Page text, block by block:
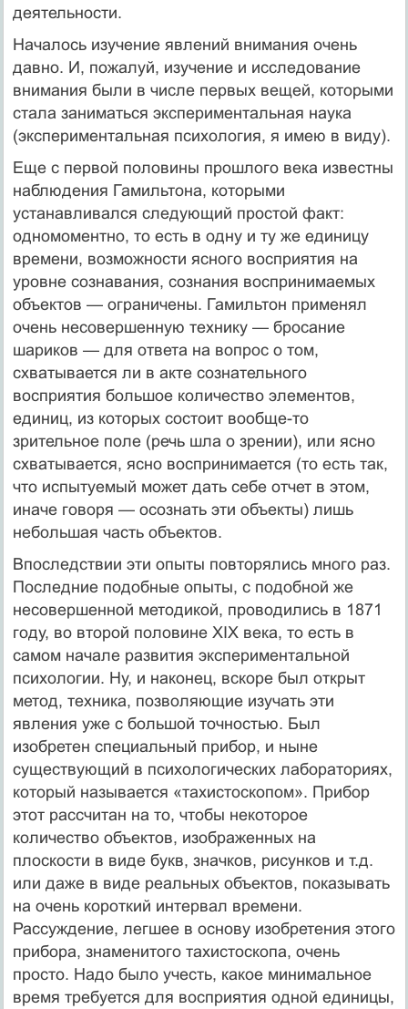
деятельности.
Началось изучение явлений внимания очень
давно. И, пожалуй, изучение и исследование
внимания были в числе первых вещей, которыми
стала заниматься экспериментальная наука
(экспериментальная психология, я имею в виду).
Еще с первой половины прошлого века известны
наблюдения Гамильтона, которыми
устанавливался следующий простой факт:
одномоментно, то есть в одну и ту же единицу
времени, возможности ясного восприятия на
уровне сознавания, сознания воспринимаемых
объектов — ограничены. Гамильтон применял
очень несовершенную технику — бросание
шариков — для ответа на вопрос о том,
схватывается ли в акте сознательного
восприятия большое количество элементов,
единиц, из которых состоит вообще-то
зрительное поле (речь шла о зрении), или ясно
схватывается, ясно воспринимается (то есть так,
что испытуемый может дать себе отчет в этом,
иначе говоря — осознать эти объекты) лишь
небольшая часть объектов.
Впоследствии эти опыты повторялись много раз.
Последние подобные опыты, с подобной же
несовершенной методикой, проводились в 1871
году, во второй половине XIX века, то есть в
самом начале развития экспериментальной
психологии. Ну, и наконец, вскоре был открыт
метод, техника, позволяющие изучать эти
явления уже с большой точностью. Был
изобретен специальный прибор, и ныне
существующий в психологических лабораториях,
который называется «тахистоскопом». Прибор
этот рассчитан на то, чтобы некоторое
количество объектов, изображенных на
плоскости в виде букв, значков, рисунков и т.д.
или даже в виде реальных объектов, показывать
на очень короткий интервал времени.
Рассуждение, легшее в основу изобретения этого
прибора, знаменитого тахистоскопа, очень
просто. Надо было учесть, какое минимальное
время требуется для восприятия одной единицы,